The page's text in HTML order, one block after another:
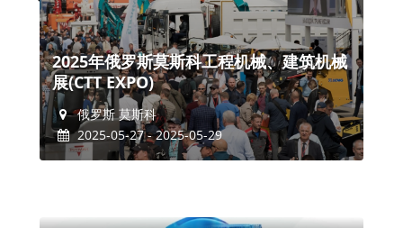
2025年俄罗斯莫斯科工程机械、建筑机械
展(CTT EXPO)
俄罗斯 莫斯科
2025-05-27 - 2025-05-29